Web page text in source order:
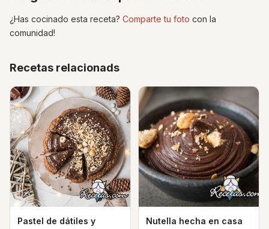
¿Has cocinado esta receta? Comparte tu foto con la
comunidad!
Recetas relacionads
Pastel de dátiles y
Nutella hecha en casa